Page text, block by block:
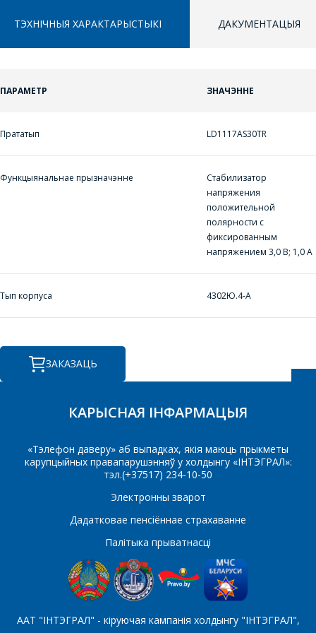
ТЭХНІЧНЫЯ ХАРАКТАРЫСТЫКІ ДАКУМЕНТАЦЫЯ
ПАРАМЕТР ЗНАЧЭННЕ
Прататып LD1117AS30TR
Функцыянальнае прызначэнне
Стабилизатор
напряжения
положительной
полярности с
фиксированным
напряжением 3,0 В; 1,0 А
Тып корпуса 4302Ю.4-А
ЗАКАЗАЦЬ
КАРЫСНАЯ ІНФАРМАЦЫЯ
«Тэлефон даверу» аб выпадках, якія маюць прыкметы
карупцыйных правапарушэнняў у холдынгу «ІНТЭГРАЛ»:
тэл.(+37517) 234-10-50
Электронны зварот
Дадатковае пенсіённае страхаванне
Палітыка прыватнасці
ААТ "ІНТЭГРАЛ" - кіруючая кампанія холдынгу "ІНТЭГРАЛ",
МЕНЕДЖЭРЫ
КАМПАНІІ З
АДКАЖУЦЬ НА
ВАШЫ ПЫТАННІ,
КОШТ ПАСЛУГ І
ПАДРЫХТУЮЦЬ
ІНДЫВІДУАЛЬНАЕ
Тэлефон*
E-mail
Які цікавіць тавар/паслуга